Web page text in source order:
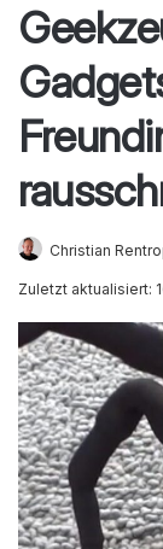
Christian
Zuletzt aktualisiert: